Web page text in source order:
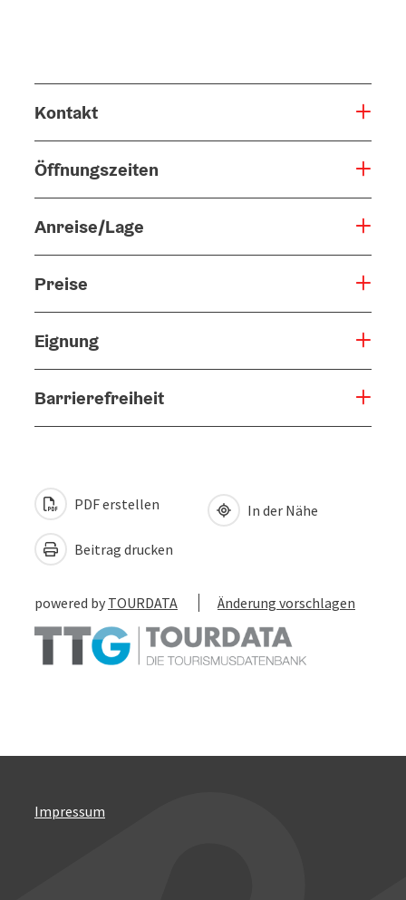
Kontakt
Öffnungszeiten
Anreise/Lage
Preise
Eignung
Barrierefreiheit
PDF erstellen
Beitrag drucken
In der Nähe
powered by TOURDATA Änderung vorschlagen
Impressum